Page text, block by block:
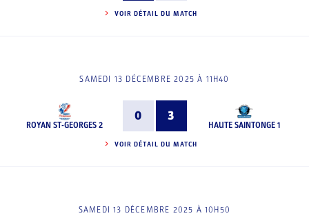
VOIR DÉTAIL DU MATCH
SAMEDI 13 DÉCEMBRE 2025 À 11H40
ROYAN ST-GEORGES 2
0 3
HAUTE SAINTONGE 1
VOIR DÉTAIL DU MATCH
SAMEDI 13 DÉCEMBRE 2025 À 10H50